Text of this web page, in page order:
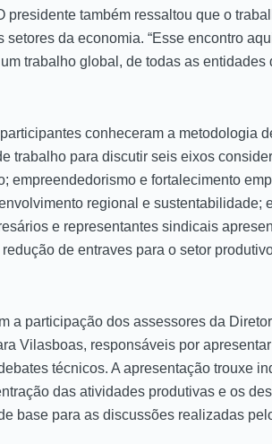
presidente também ressaltou que o
setores da economia. “Esse encontro
trabalho global, de todas as
conheceram a metodologia
trabalho para discutir seis eixos
empreendedorismo e fortalecimento
regional e sustentabilidade;
e representantes sindicais
de entraves para o setor
a participação dos assessores da
Vilasboas, responsáveis por
técnicos. A apresentação trouxe
das atividades produtivas e os
base para as discussões realizadas